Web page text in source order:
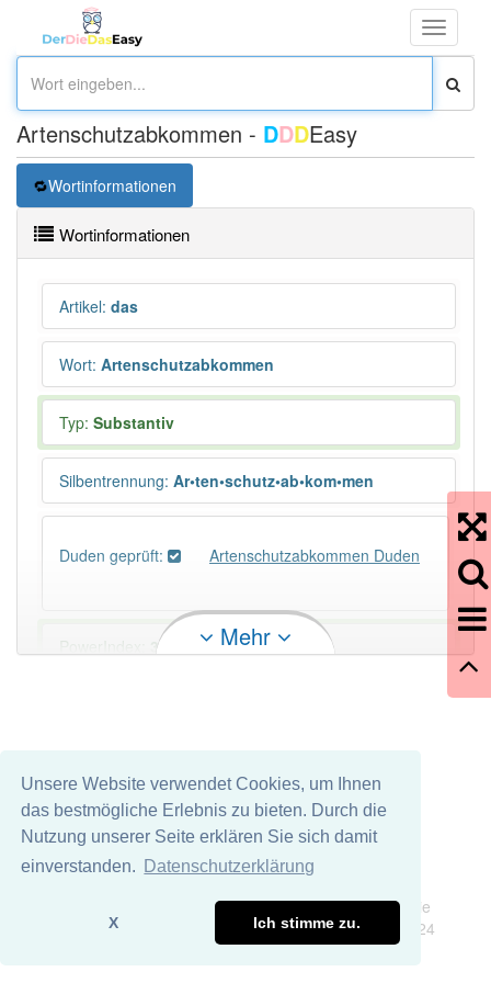
Unsere Website verwendet Cookies, um Ihnen
das bestmögliche Erlebnis zu bieten. Durch die
Nutzung unserer Seite erklären Sie sich damit
einverstanden.
Datenschutzerklärung
X Ich stimme zu.
Toggle
Artenschutzabkommen - DDDEasy
Wortinformationen
Wortinformationen
Artikel: das
Wort: Artenschutzabkommen
Typ: Substantiv
Silbentrennung: Ar•ten•schutz•ab•kom•men
Duden geprüft: Artenschutzabkommen Duden
3
Wörter mit Endung-artenschutzabkommenaber mit
einem anderen Artikeldas: 0
94% unserer Spielapp-Nutzer haben den Artikel
korrekt erraten.
Mehr
Wir übernehmen keine Garantie und keine Haftung für die
Richtigkeit und Vollständigkeit dieser Seite. DDDEasy 2024